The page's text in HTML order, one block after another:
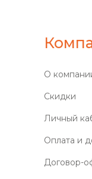
О
Скидки
Личный
Оплата и
Договор-